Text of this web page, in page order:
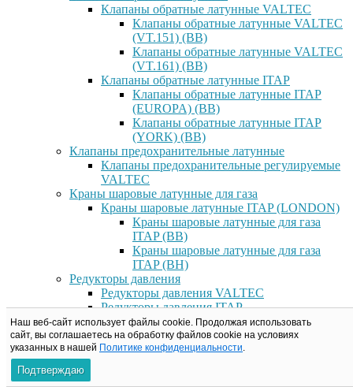
Клапаны обратные латунные VALTEC
Клапаны обратные латунные VALTEC
(VT.151) (ВВ)
Клапаны обратные латунные VALTEC
(VT.161) (ВВ)
Клапаны обратные латунные ITAP
Клапаны обратные латунные ITAP
(EUROPA) (ВВ)
Клапаны обратные латунные ITAP
(YORK) (ВВ)
Клапаны предохранительные латунные
Клапаны предохранительные регулируемые
VALTEC
Краны шаровые латунные для газа
Краны шаровые латунные ITAP (LONDON)
Краны шаровые латунные для газа
ITAP (ВВ)
Краны шаровые латунные для газа
ITAP (ВН)
Редукторы давления
Редукторы давления VALTEC
Редукторы давления ITAP
Редукторы давление RBM
Фильтры латунные
Фильтры латунные VALTEC
Наш веб-сайт использует файлы cookie. Продолжая использовать
сайт, вы соглашаетесь на обработку файлов сookie на условиях
указанных в нашей Политике конфиденциальности.
Подтверждаю